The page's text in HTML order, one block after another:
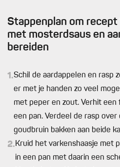
Stappenplan om recept
met mosterdsaus en
bereiden
1.Schil de aardappelen en rasp
er met je handen zo veel
met peper en zout. Verhit
een pan. Verdeel de rasp over
goudbruin bakken aan beide
2.Kruid het varkenshaasje met
in een pan met daarin een